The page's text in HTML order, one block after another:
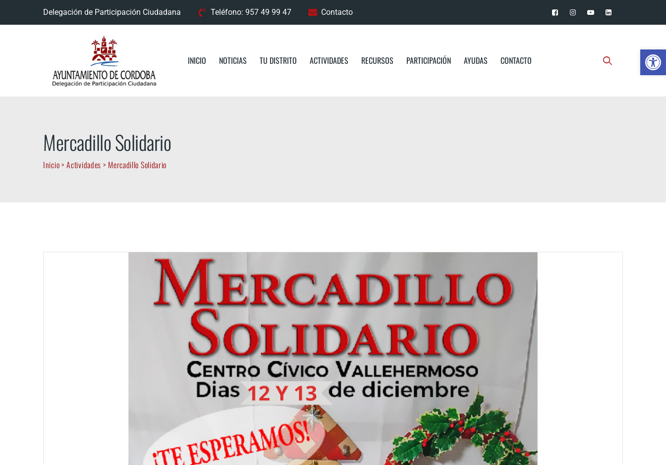
Delegación de Participación Ciudadana Teléfono: 957 49 99 47 Contacto
INICIO NOTICIAS TU DISTRITO ACTIVIDADES RECURSOS PARTICIPACIÓN AYUDAS CONTACTO
Mercadillo Solidario
Inicio>Actividades > Mercadillo Solidario